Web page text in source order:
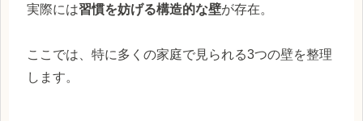
実際には習慣を妨げる構造的な壁が存在。
ここでは、特に多くの家庭で見られる3つの壁を整理
します。